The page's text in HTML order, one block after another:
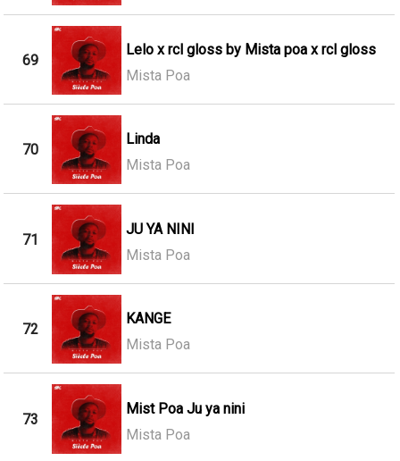
69
Lelo x rcl gloss by Mista poa x rcl gloss
Mista Poa
70
Linda
Mista Poa
71
JU YA NINI
Mista Poa
72
KANGE
Mista Poa
73
Mist Poa Ju ya nini
Mista Poa